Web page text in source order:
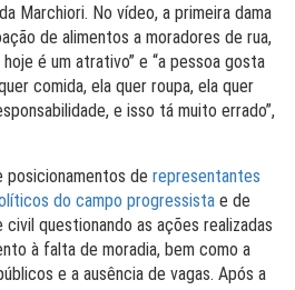
Marchiori. No vídeo, a primeira dama
de alimentos a moradores de rua,
é um atrativo” e “a pessoa gosta
comida, ela quer roupa, ela quer
e isso tá muito errado”,
posicionamentos de representantes
do campo progressista e de
questionando as ações realizadas
à falta de moradia, bem como a
e a ausência de vagas. Após a